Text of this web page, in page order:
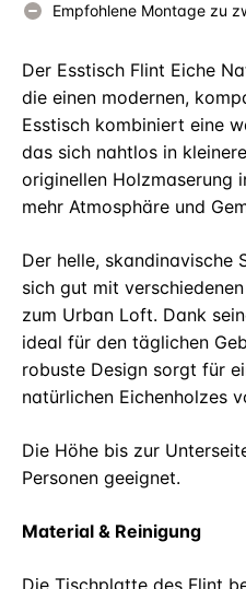
Empfohlene Montage zu
Der Esstisch Flint Eiche
die einen modernen,
Esstisch kombiniert eine
das sich nahtlos in
originellen Holzmaserung
mehr Atmosphäre und
Der helle, skandinavische
sich gut mit
zum Urban Loft. Dank
ideal für den täglichen
robuste Design sorgt für
natürlichen Eichenholzes
Die Höhe bis zur
Personen geeignet.
Material & Reinigung
Die Tischplatte des Flint